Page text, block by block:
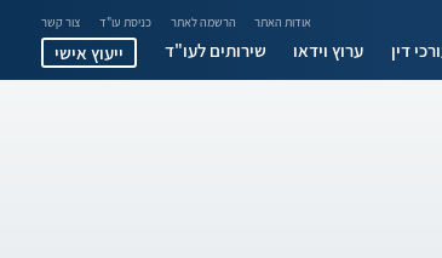
אודות האתר הרשמה לאתר כניסת עו"ד צור קשר
דין ערוץ וידאו שירותים לעו"ד ייעוץ אישי